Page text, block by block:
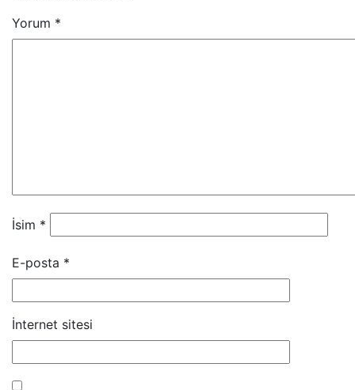
Yorum *
İsim *
E-posta *
İnternet sitesi